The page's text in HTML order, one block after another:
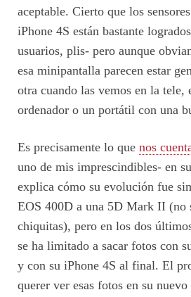
aceptable. Cierto que los
iPhone 4S están bastante
usuarios, plis- pero aunque
esa minipantalla parecen estar
otra cuando las vemos en la
ordenador o un portátil con una
Es precisamente lo que nos
uno de mis imprescindibles- en
explica cómo su evolución fue
EOS 400D a una 5D Mark II (no
chiquitas), pero en los dos
se ha limitado a sacar fotos con
y con su iPhone 4S al final. El
querer ver esas fotos en su